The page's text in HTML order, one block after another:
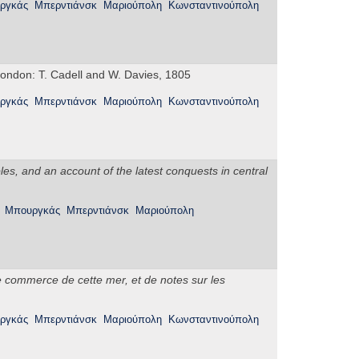
Μπερντιάνσκ Μαριούπολη Κωνσταντινούπολη
T. Cadell and W. Davies, 1805
Μπερντιάνσκ Μαριούπολη Κωνσταντινούπολη
and an account of the latest conquests in central
Μπουργκάς Μπερντιάνσκ Μαριούπολη
de cette mer, et de notes sur les
Μπερντιάνσκ Μαριούπολη Κωνσταντινούπολη